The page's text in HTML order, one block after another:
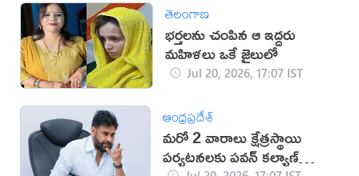
తెలంగాణ
భర్తలను చంపిన ఆ ఇద్దరు
మహిళలు ఒకే జైలులో
Jul 20, 2026, 17:07 IST
ఆంధ్రప్రదేశ్
మరో 2 వారాలు క్షేత్రస్థాయి
పర్యటనలకు పవన్ కల్యాణ్